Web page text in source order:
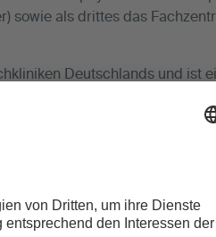
sowie als drittes das
Deutschlands und ist
um exzellente Mediziner
Köln ist“, sagt ATOS-
Hier fühlt es sich für unsere
Klinik. Das Institut ist